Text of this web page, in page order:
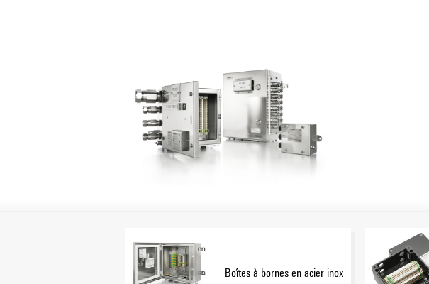
• Disponible dans une large gamme de versions pour répondre
• D'autres homologations internationales sont également
IECEx et ATEX
• Une qualité accrue grâce à l'utilisation de produits de base
Boîtes à bornes en acier inox